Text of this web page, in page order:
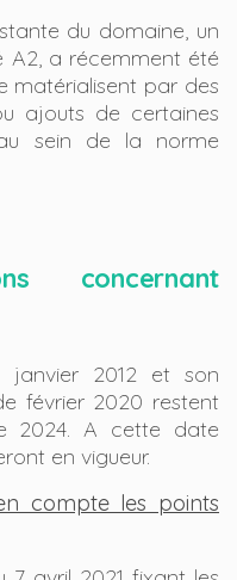
du domaine, un
A2, a récemment été
matérialisent par des
ajouts de certaines
sein de la norme
concernant
janvier 2012 et son
février 2020 restent
2024. A cette date
en vigueur.
compte les points